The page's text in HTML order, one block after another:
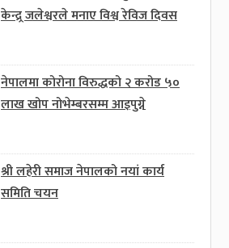
केन्द्र्र जलेश्वरले मनाए विश्व रेविज दिवस
नेपालमा कोरोना विरुद्धको २ करोड ५०
लाख खोप नोभेम्बरसम्म आइपुग्ने
श्री लहेरी समाज नेपालको नयां कार्य
समिति चयन